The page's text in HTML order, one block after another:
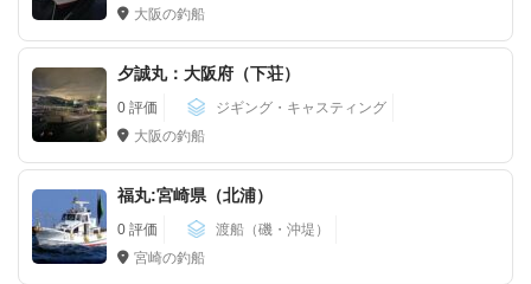
大阪の釣船
夕誠丸：大阪府（下荘）
0 評価
ジギング・キャスティング
大阪の釣船
福丸:宮崎県（北浦）
0 評価
渡船（磯・沖堤）
宮崎の釣船